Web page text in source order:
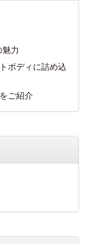
力
ボディに詰め込
ご紹介